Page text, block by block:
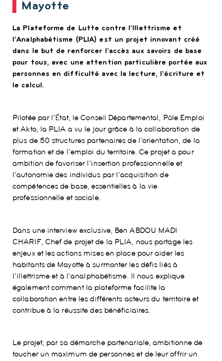
Mayotte
La Plateforme de Lutte contre l’Illettrisme et
l’Analphabétisme (PLIA) est un projet innovant créé
dans le but de renforcer l’accès aux savoirs de base
pour tous, avec une attention particulière portée aux
personnes en difficulté avec la lecture, l’écriture et
le calcul.
Pilotée par l’État, le Conseil Départemental, Pôle Emploi
et Akto, la PLIA a vu le jour grâce à la collaboration de
plus de 50 structures partenaires de l’orientation, de la
formation et de l’emploi du territoire. Ce projet a pour
ambition de favoriser l’insertion professionnelle et
l’autonomie des individus par l’acquisition de
compétences de base, essentielles à la vie
professionnelle et sociale.
Dans une interview exclusive, Ben ABDOU MADI
CHARIF, Chef de projet de la PLIA, nous partage les
enjeux et les actions mises en place pour aider les
habitants de Mayotte à surmonter les défis liés à
l’illettrisme et à l’analphabétisme. Il nous explique
également comment la plateforme facilite la
collaboration entre les différents acteurs du territoire et
contribue à la réussite des bénéficiaires.
Le projet, par sa démarche partenariale, ambitionne de
toucher un maximum de personnes et de leur offrir un